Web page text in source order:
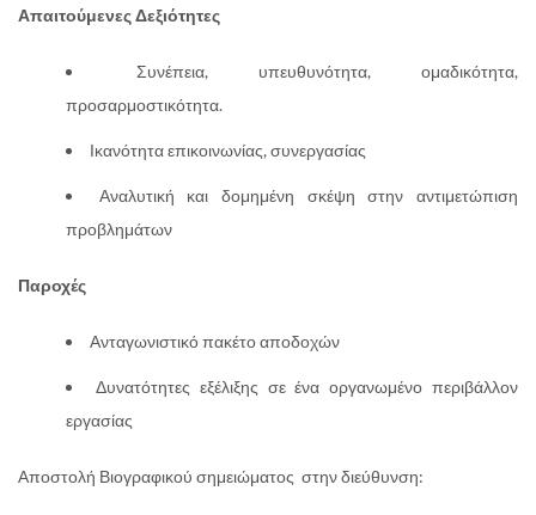
Απαιτούμενες Δεξιότητες
Συνέπεια, υπευθυνότητα, ομαδικότητα,
προσαρμοστικότητα.
Ικανότητα επικοινωνίας, συνεργασίας
Αναλυτική και δομημένη σκέψη στην αντιμετώπιση
προβλημάτων
Παροχές
Ανταγωνιστικό πακέτο αποδοχών
Δυνατότητες εξέλιξης σε ένα οργανωμένο περιβάλλον
εργασίας
Αποστολή Βιογραφικού σημειώματος στην διεύθυνση: